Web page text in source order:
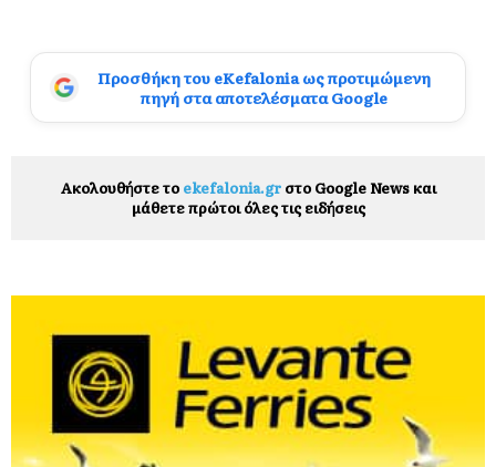
Προσθήκη του eKefalonia ως προτιμώμενη
πηγή στα αποτελέσματα Google
Ακολουθήστε το ekefalonia.grστο Google News και
μάθετε πρώτοι όλες τις ειδήσεις